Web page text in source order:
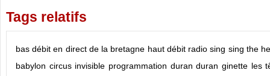
Tags relatifs
bas débit en direct de la bretagne haut débit radio sing sing the
babylon circus invisible programmation duran duran ginette les